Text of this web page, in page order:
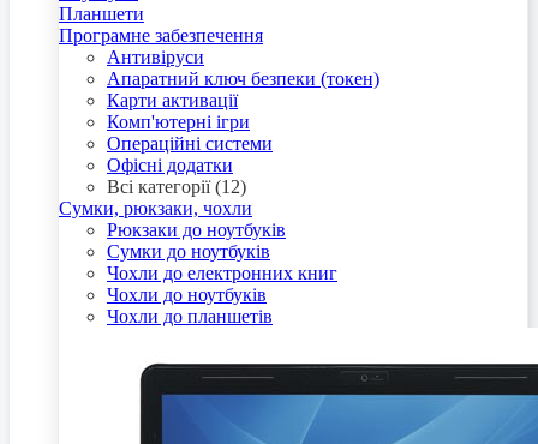
Планшети
Програмне забезпечення
Антивіруси
Апаратний ключ безпеки (токен)
Карти активації
Комп'ютерні ігри
Операційні системи
Офісні додатки
Всі категорії (12)
Сумки, рюкзаки, чохли
Рюкзаки до ноутбуків
Сумки до ноутбуків
Чохли до електронних книг
Чохли до ноутбуків
Чохли до планшетів